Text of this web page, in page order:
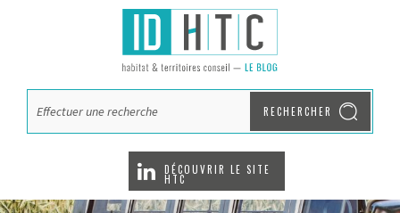
RECHERCHER
DÉCOUVRIR LE SITE
HTC